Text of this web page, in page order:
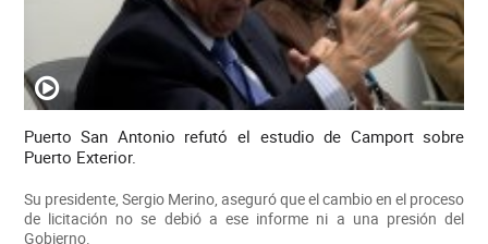
Puerto San Antonio refutó el estudio de Camport sobre
Puerto Exterior.
Su presidente, Sergio Merino, aseguró que el cambio en el proceso
de licitación no se debió a ese informe ni a una presión del
Gobierno.